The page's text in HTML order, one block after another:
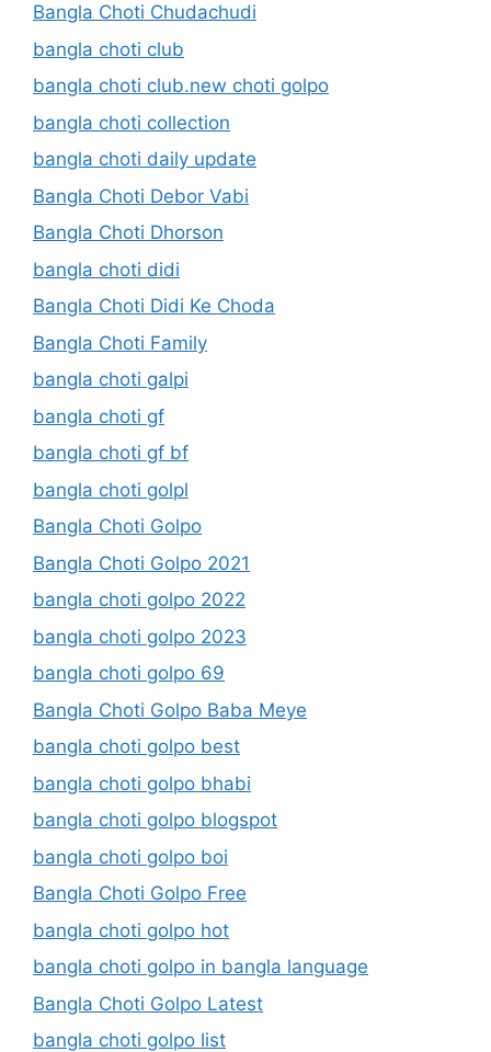
Bangla Choti Chudachudi
bangla choti club
bangla choti club.new choti golpo
bangla choti collection
bangla choti daily update
Bangla Choti Debor Vabi
Bangla Choti Dhorson
bangla choti didi
Bangla Choti Didi Ke Choda
Bangla Choti Family
bangla choti galpi
bangla choti gf
bangla choti gf bf
bangla choti golpl
Bangla Choti Golpo
Bangla Choti Golpo 2021
bangla choti golpo 2022
bangla choti golpo 2023
bangla choti golpo 69
Bangla Choti Golpo Baba Meye
bangla choti golpo best
bangla choti golpo bhabi
bangla choti golpo blogspot
bangla choti golpo boi
Bangla Choti Golpo Free
bangla choti golpo hot
bangla choti golpo in bangla language
Bangla Choti Golpo Latest
bangla choti golpo list